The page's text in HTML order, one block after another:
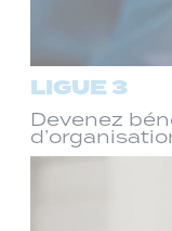
LIGUE 3
Devenez